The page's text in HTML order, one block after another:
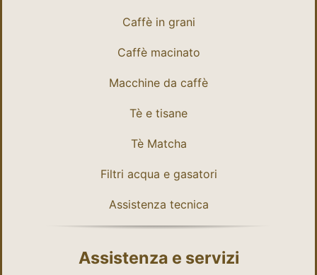
Caffè in grani
Caffè macinato
Macchine da caffè
Tè e tisane
Tè Matcha
Filtri acqua e gasatori
Assistenza tecnica
Assistenza e servizi